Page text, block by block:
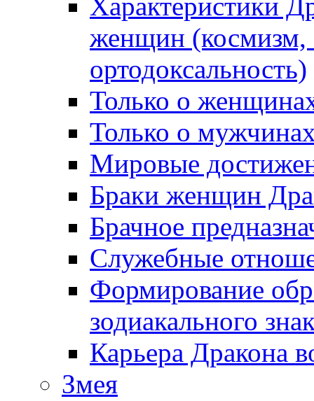
женщин (космизм,
ортодоксальность)
Только о
Только о
Мировые
Браки женщин
Брачное
Служебные
Формирование
зодиакального
Карьера Дракона
Змея